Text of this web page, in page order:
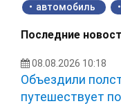
автомобиль
Последние
08.08.2026 10:18
Объездили
путешествует